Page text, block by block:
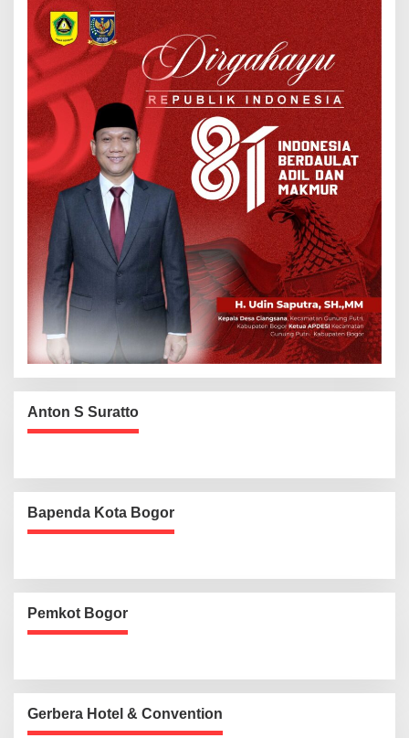
Anton S Suratto
Bapenda Kota Bogor
Pemkot Bogor
Gerbera Hotel & Convention